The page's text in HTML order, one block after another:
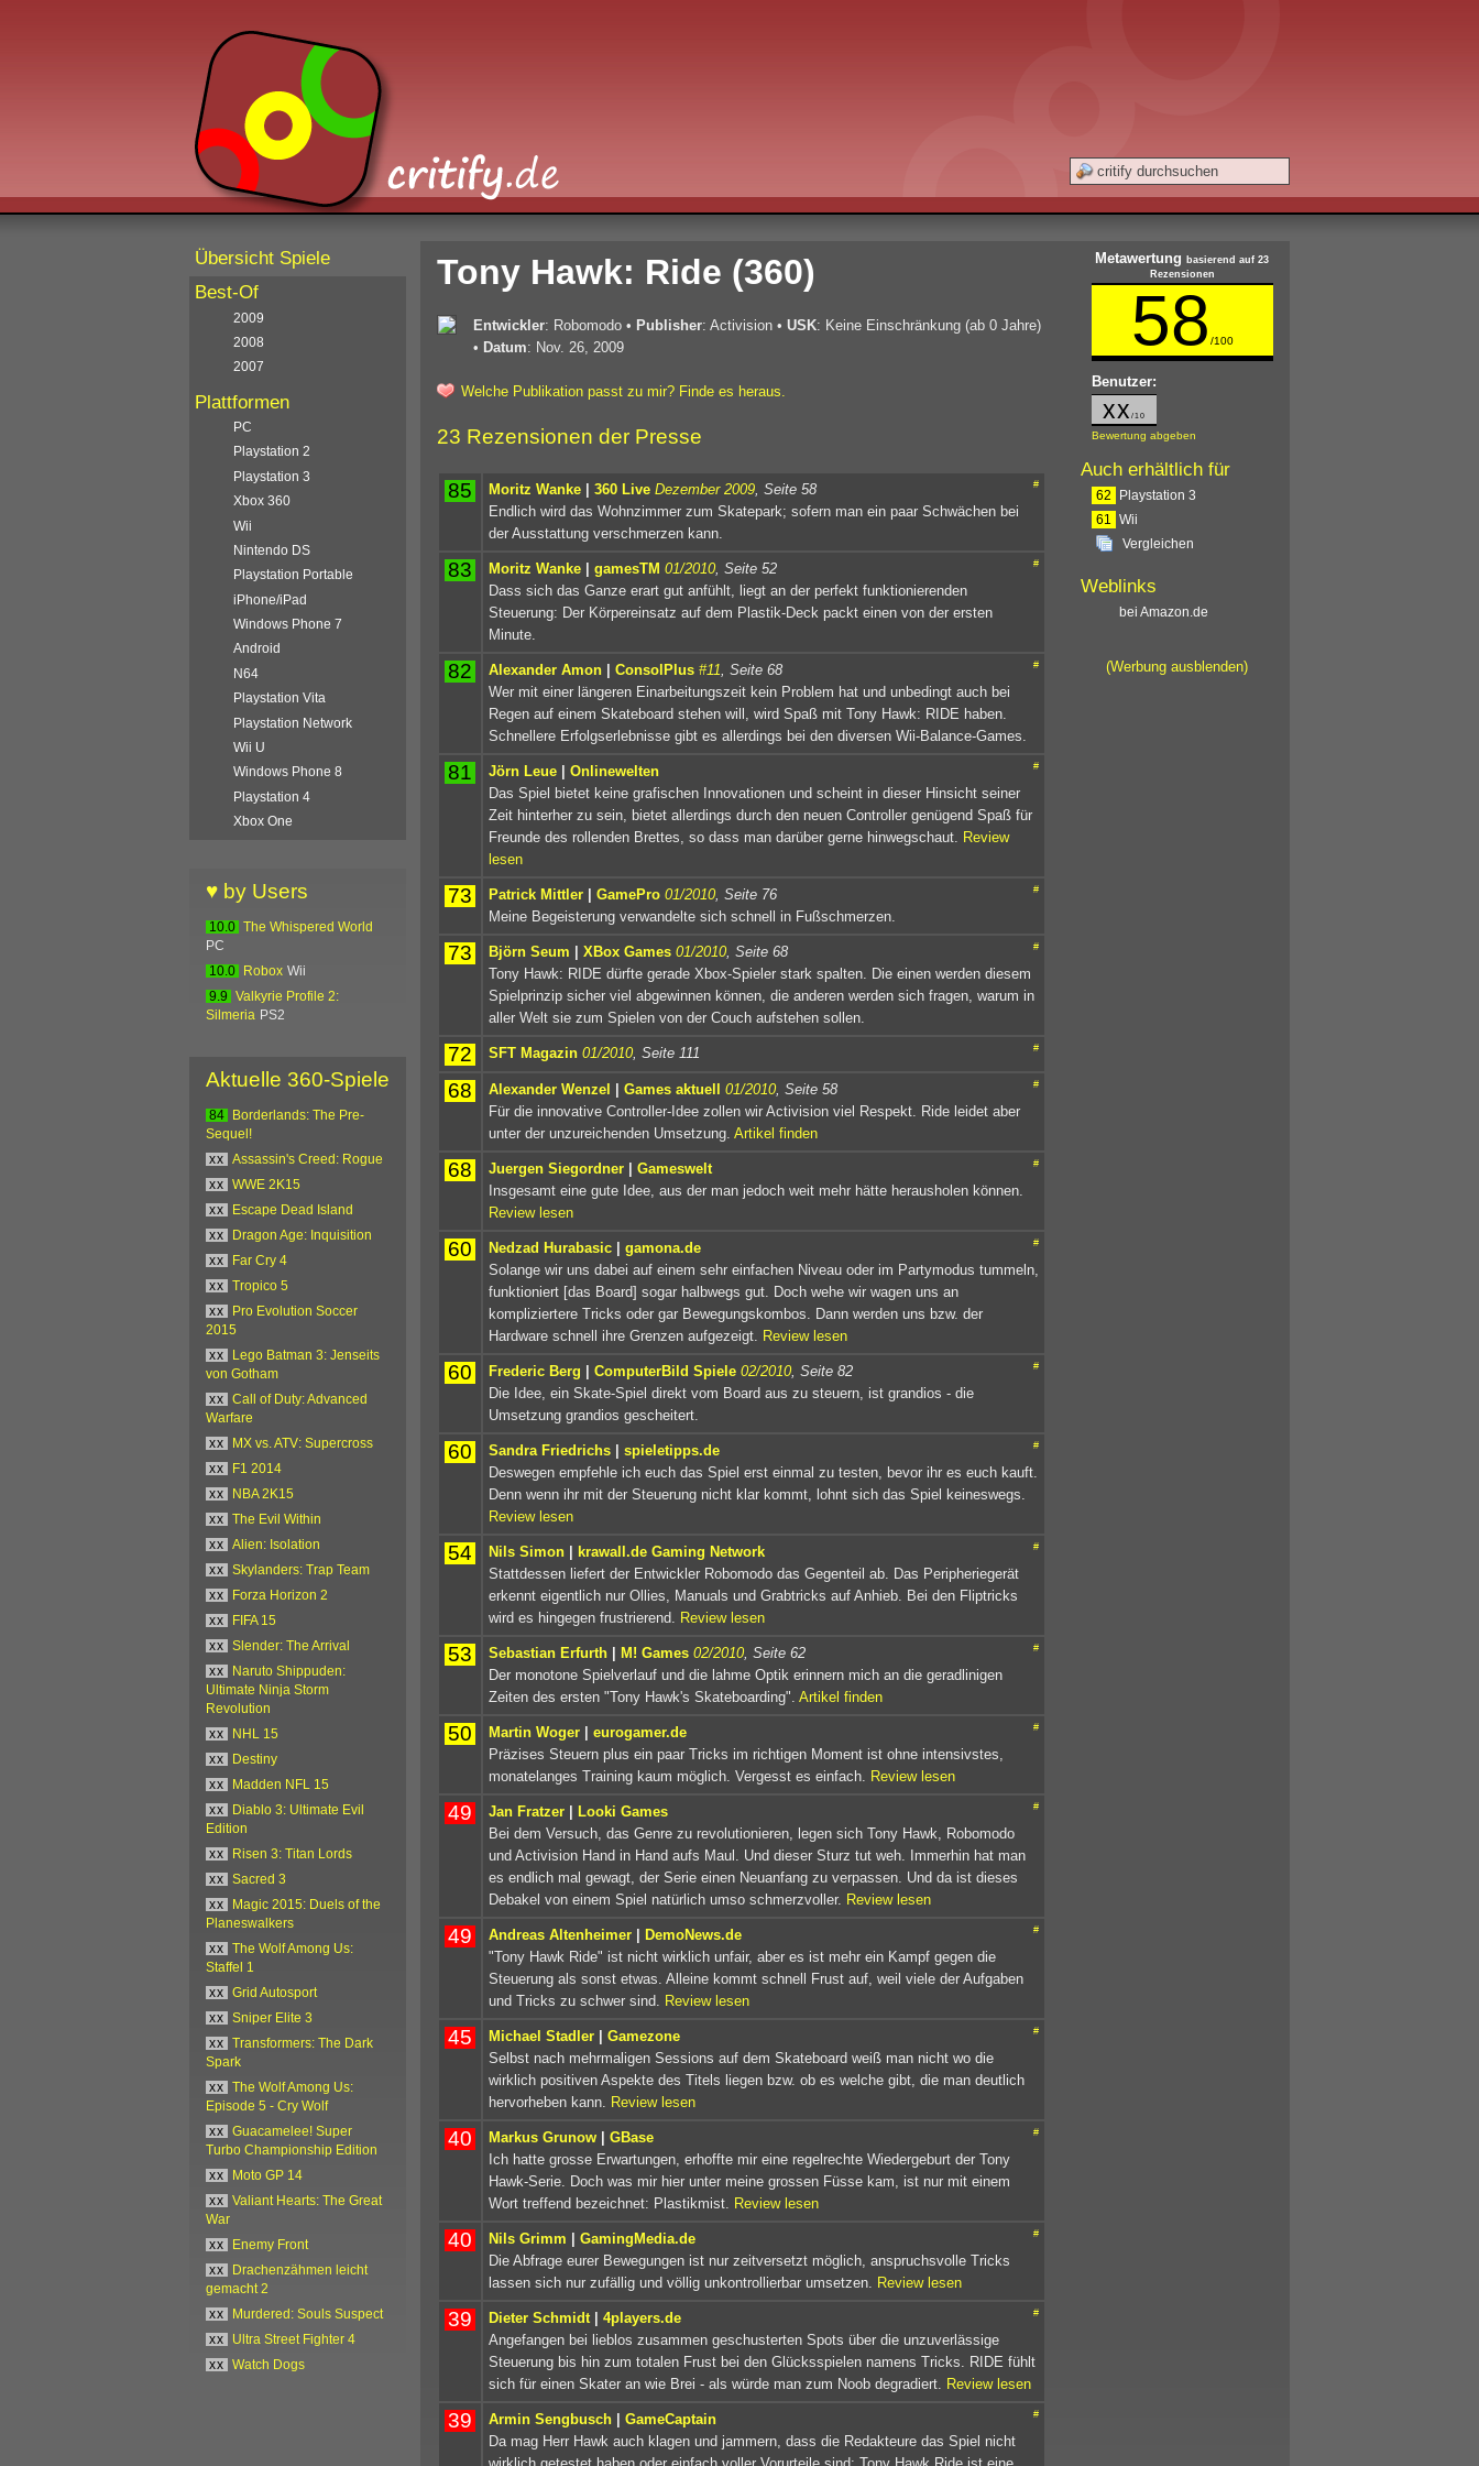
Tony Hawk: Ride (360)
Entwickler: Robomodo • Publisher: Activision • USK: Keine Einschränkung (ab 0 Jahre)
• Datum: Nov. 26, 2009
Welche Publikation passt zu mir? Finde es heraus.
23 Rezensionen der Presse
85 #
Moritz Wanke | 360 Live Dezember 2009 , Seite 58
Endlich wird das Wohnzimmer zum Skatepark; sofern man ein paar Schwächen bei
der Ausstattung verschmerzen kann.
83 #
Moritz Wanke | gamesTM 01/2010 , Seite 52
Dass sich das Ganze erart gut anfühlt, liegt an der perfekt funktionierenden
Steuerung: Der Körpereinsatz auf dem Plastik-Deck packt einen von der ersten
Minute.
82 #
Alexander Amon | ConsolPlus #11 , Seite 68
Wer mit einer längeren Einarbeitungszeit kein Problem hat und unbedingt auch bei
Regen auf einem Skateboard stehen will, wird Spaß mit Tony Hawk: RIDE haben.
Schnellere Erfolgserlebnisse gibt es allerdings bei den diversen Wii-Balance-Games.
81 #
Jörn Leue | Onlinewelten
Das Spiel bietet keine grafischen Innovationen und scheint in dieser Hinsicht seiner
Zeit hinterher zu sein, bietet allerdings durch den neuen Controller genügend Spaß für
Freunde des rollenden Brettes, so dass man darüber gerne hinwegschaut. Review
lesen
73 #
Patrick Mittler | GamePro 01/2010 , Seite 76
Meine Begeisterung verwandelte sich schnell in Fußschmerzen.
73 #
Björn Seum | XBox Games 01/2010 , Seite 68
Tony Hawk: RIDE dürfte gerade Xbox-Spieler stark spalten. Die einen werden diesem
Spielprinzip sicher viel abgewinnen können, die anderen werden sich fragen, warum in
aller Welt sie zum Spielen von der Couch aufstehen sollen.
72 #
SFT Magazin 01/2010 , Seite 111
68 #
Alexander Wenzel | Games aktuell 01/2010 , Seite 58
Für die innovative Controller-Idee zollen wir Activision viel Respekt. Ride leidet aber
unter der unzureichenden Umsetzung. Artikel finden
68 #
Juergen Siegordner | Gameswelt
Insgesamt eine gute Idee, aus der man jedoch weit mehr hätte herausholen können.
Review lesen
60 #
Nedzad Hurabasic | gamona.de
Solange wir uns dabei auf einem sehr einfachen Niveau oder im Partymodus tummeln,
funktioniert [das Board] sogar halbwegs gut. Doch wehe wir wagen uns an
kompliziertere Tricks oder gar Bewegungskombos. Dann werden uns bzw. der
Hardware schnell ihre Grenzen aufgezeigt. Review lesen
60 #
Frederic Berg | ComputerBild Spiele 02/2010 , Seite 82
Die Idee, ein Skate-Spiel direkt vom Board aus zu steuern, ist grandios - die
Umsetzung grandios gescheitert.
60 #
Sandra Friedrichs | spieletipps.de
Deswegen empfehle ich euch das Spiel erst einmal zu testen, bevor ihr es euch kauft.
Denn wenn ihr mit der Steuerung nicht klar kommt, lohnt sich das Spiel keineswegs.
Review lesen
54 #
Nils Simon | krawall.de Gaming Network
Stattdessen liefert der Entwickler Robomodo das Gegenteil ab. Das Peripheriegerät
erkennt eigentlich nur Ollies, Manuals und Grabtricks auf Anhieb. Bei den Fliptricks
wird es hingegen frustrierend. Review lesen
53 #
Sebastian Erfurth | M! Games 02/2010 , Seite 62
Der monotone Spielverlauf und die lahme Optik erinnern mich an die geradlinigen
Zeiten des ersten "Tony Hawk's Skateboarding". Artikel finden
50 #
Martin Woger | eurogamer.de
Präzises Steuern plus ein paar Tricks im richtigen Moment ist ohne intensivstes,
monatelanges Training kaum möglich. Vergesst es einfach. Review lesen
49 #
Jan Fratzer | Looki Games
Bei dem Versuch, das Genre zu revolutionieren, legen sich Tony Hawk, Robomodo
und Activision Hand in Hand aufs Maul. Und dieser Sturz tut weh. Immerhin hat man
es endlich mal gewagt, der Serie einen Neuanfang zu verpassen. Und da ist dieses
Debakel von einem Spiel natürlich umso schmerzvoller. Review lesen
49 #
Andreas Altenheimer | DemoNews.de
"Tony Hawk Ride" ist nicht wirklich unfair, aber es ist mehr ein Kampf gegen die
Steuerung als sonst etwas. Alleine kommt schnell Frust auf, weil viele der Aufgaben
und Tricks zu schwer sind. Review lesen
45 #
Michael Stadler | Gamezone
Selbst nach mehrmaligen Sessions auf dem Skateboard weiß man nicht wo die
wirklich positiven Aspekte des Titels liegen bzw. ob es welche gibt, die man deutlich
hervorheben kann. Review lesen
40 #
Markus Grunow | GBase
Ich hatte grosse Erwartungen, erhoffte mir eine regelrechte Wiedergeburt der Tony
Hawk-Serie. Doch was mir hier unter meine grossen Füsse kam, ist nur mit einem
Wort treffend bezeichnet: Plastikmist. Review lesen
40 #
Nils Grimm | GamingMedia.de
Die Abfrage eurer Bewegungen ist nur zeitversetzt möglich, anspruchsvolle Tricks
lassen sich nur zufällig und völlig unkontrollierbar umsetzen. Review lesen
39 #
Dieter Schmidt | 4players.de
Angefangen bei lieblos zusammen geschusterten Spots über die unzuverlässige
Steuerung bis hin zum totalen Frust bei den Glücksspielen namens Tricks. RIDE fühlt
sich für einen Skater an wie Brei - als würde man zum Noob degradiert. Review lesen
39 #
Armin Sengbusch | GameCaptain
Da mag Herr Hawk auch klagen und jammern, dass die Redakteure das Spiel nicht
Metawertungbasierend auf 23
Rezensionen
58 /100
Benutzer:
xx /10
Bewertung abgeben
Auch erhältlich für
62
Playstation 3
61 Wii
Vergleichen
Weblinks
bei Amazon.de
(Werbung ausblenden)
Übersicht Spiele
Best-Of
2009
2008
2007
Plattformen
PC
Playstation 2
Playstation 3
Xbox 360
Wii
Nintendo DS
Playstation Portable
iPhone/iPad
Windows Phone 7
Android
N64
Playstation Vita
Playstation Network
Wii U
Windows Phone 8
Playstation 4
Xbox One
♥ by Users
10.0 The Whispered World
PC
10.0
Robox Wii
9.9
Valkyrie Profile 2:
Silmeria PS2
Aktuelle 360-Spiele
84
Borderlands: The Pre-
Sequel!
xx
Assassin's Creed: Rogue
xx
WWE 2K15
xx
Escape Dead Island
xx
Dragon Age: Inquisition
xx
Far Cry 4
xx
Tropico 5
xx
Pro Evolution Soccer
2015
xx
Lego Batman 3: Jenseits
von Gotham
xx
Call of Duty: Advanced
Warfare
xx
MX vs. ATV: Supercross
xx
F1 2014
xx
NBA 2K15
xx
The Evil Within
xx
Alien: Isolation
xx
Skylanders: Trap Team
xx
Forza Horizon 2
xx
FIFA 15
xx
Slender: The Arrival
xx
Naruto Shippuden:
Ultimate Ninja Storm
Revolution
xx
NHL 15
xx
Destiny
xx
Madden NFL 15
xx
Diablo 3: Ultimate Evil
Edition
xx
Risen 3: Titan Lords
xx
Sacred 3
xx
Magic 2015: Duels of the
Planeswalkers
xx
The Wolf Among Us:
Staffel 1
xx
Grid Autosport
xx
Sniper Elite 3
xx
Transformers: The Dark
Spark
xx
The Wolf Among Us:
Episode 5 - Cry Wolf
xx
Guacamelee! Super
Turbo Championship Edition
xx
Moto GP 14
xx
Valiant Hearts: The Great
War
xx
Enemy Front
xx
Drachenzähmen leicht
gemacht 2
xx
Murdered: Souls Suspect
xx
Ultra Street Fighter 4
xx
Watch Dogs